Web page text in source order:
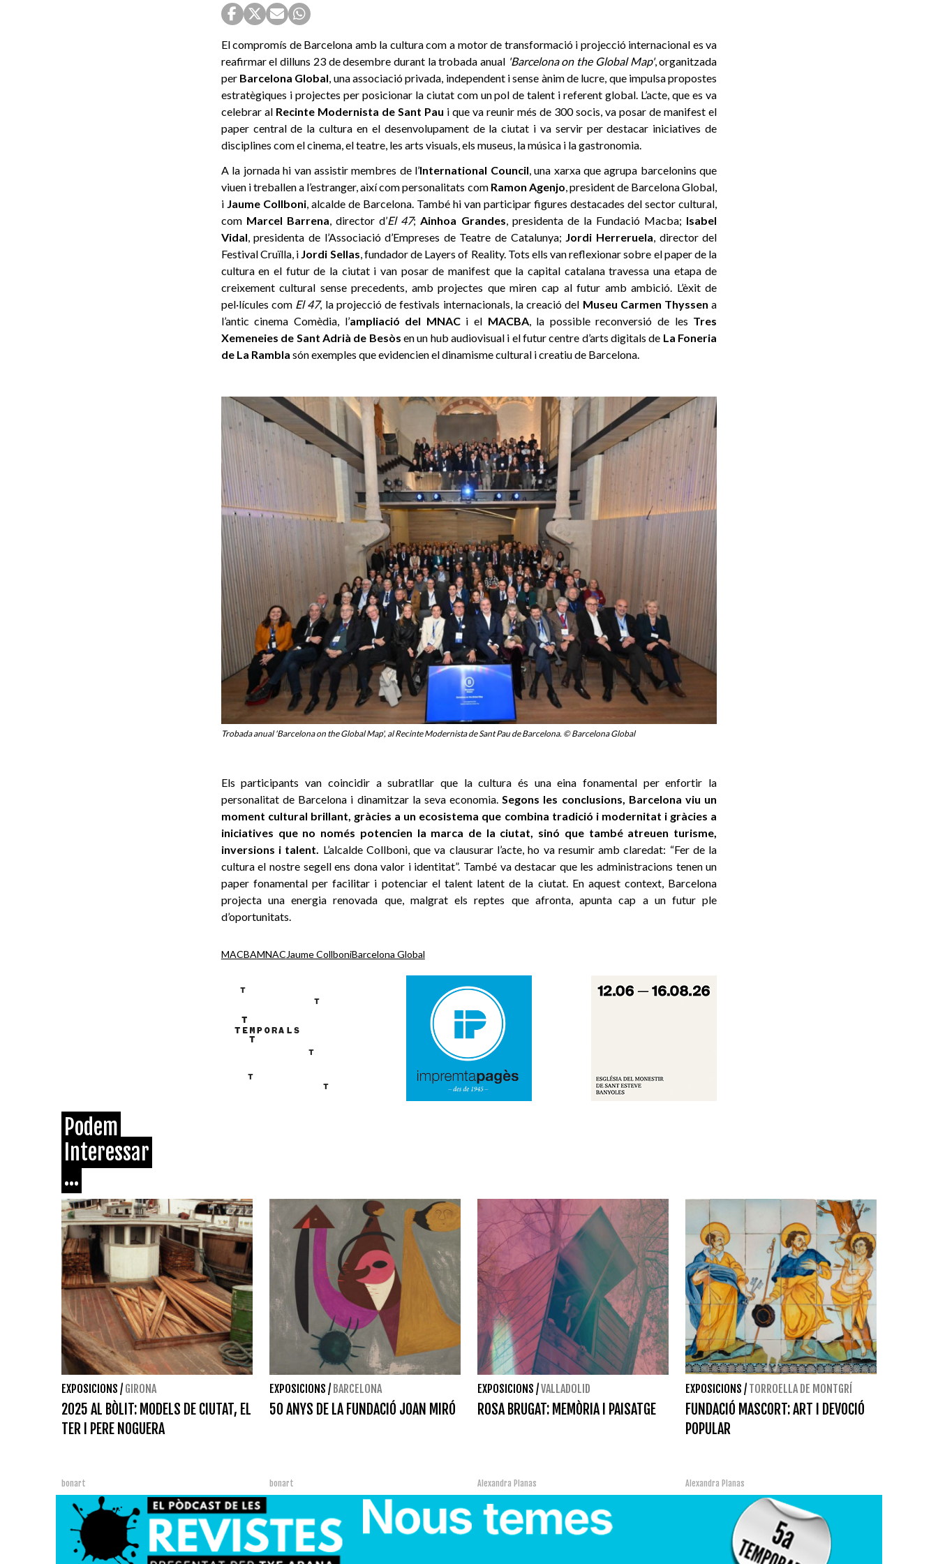
El compromís de Barcelona amb la cultura com a motor de transformació i projecció internacional es va
reafirmar el dilluns 23 de desembre durant la trobada anual 'Barcelona on the Global Map', organitzada
per Barcelona Global, una associació privada, independent i sense ànim de lucre, que impulsa propostes
estratègiques i projectes per posicionar la ciutat com un pol de talent i referent global. L’acte, que es va
celebrar al Recinte Modernista de Sant Pau i que va reunir més de 300 socis, va posar de manifest el
paper central de la cultura en el desenvolupament de la ciutat i va servir per destacar iniciatives de
disciplines com el cinema, el teatre, les arts visuals, els museus, la música i la gastronomia.
A la jornada hi van assistir membres de l’International Council, una xarxa que agrupa barcelonins que
viuen i treballen a l’estranger, així com personalitats comRamon Agenjo, president de Barcelona Global,
i Jaume Collboni, alcalde de Barcelona. També hi van participar figures destacades del sector cultural,
com Marcel Barrena, director d’El 47; Ainhoa Grandes, presidenta de la Fundació Macba; Isabel
Vidal, presidenta de l’Associació d’Empreses de Teatre de Catalunya; Jordi Herreruela, director del
Festival Cruïlla, i Jordi Sellas, fundador de Layers of Reality. Tots ells van reflexionar sobre el paper de la
cultura en el futur de la ciutat i van posar de manifest que la capital catalana travessa una etapa de
creixement cultural sense precedents, amb projectes que miren cap al futur amb ambició. L’èxit de
pel·lícules com El 47, la projecció de festivals internacionals, la creació del Museu Carmen Thyssen a
l’antic cinema Comèdia, l’ampliació del MNACi el MACBA, la possible reconversió de les Tres
Xemeneies de Sant Adrià de Besòs en un hub audiovisual i el futur centre d’arts digitals de La Foneria
de La Rambla són exemples que evidencien el dinamisme cultural i creatiu de Barcelona.
Trobada anual 'Barcelona on the Global Map', al Recinte Modernista de Sant Pau de Barcelona. © Barcelona Global
Els participants van coincidir a subratllar que la cultura és una eina fonamental per enfortir la
personalitat de Barcelona i dinamitzar la seva economia.Segons les conclusions, Barcelona viu un
moment cultural brillant, gràcies a un ecosistema que combina tradició i modernitat i gràcies a
iniciatives que no només potencien la marca de la ciutat, sinó que també atreuen turisme,
inversions i talent. L’alcalde Collboni, que va clausurar l’acte, ho va resumir amb claredat: “Fer de la
cultura el nostre segell ens dona valor i identitat”. També va destacar que les administracions tenen un
paper fonamental per facilitar i potenciar el talent latent de la ciutat. En aquest context, Barcelona
projecta una energia renovada que, malgrat els reptes que afronta, apunta cap a un futur ple
d’oportunitats.
MACBAMNACJaume CollboniBarcelona Global
Podem
Interessar
...
EXPOSICIONS / GIRONA
2025 AL BÒLIT: MODELS DE CIUTAT, EL
TER I PERE NOGUERA
bonart
EXPOSICIONS / BARCELONA
50 ANYS DE LA FUNDACIÓ JOAN MIRÓ
bonart
EXPOSICIONS /VALLADOLID
ROSA BRUGAT: MEMÒRIA I PAISATGE
Alexandra Planas
EXPOSICIONS / TORROELLA DE MONTGRÍ
FUNDACIÓ MASCORT: ART I DEVOCIÓ
POPULAR
Alexandra Planas